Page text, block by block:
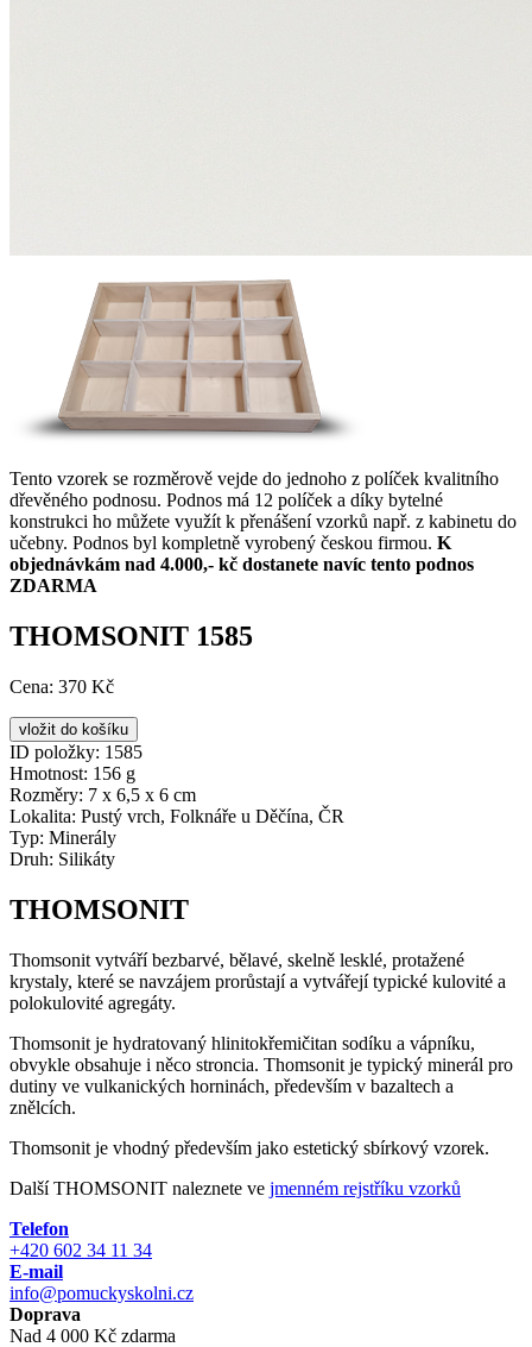
Tento vzorek se rozměrově vejde do jednoho z políček kvalitního
dřevěného podnosu. Podnos má 12 políček a díky bytelné
konstrukci ho můžete využít k přenášení vzorků např. z kabinetu do
učebny. Podnos byl kompletně vyrobený českou firmou. K
objednávkám nad 4.000,- kč dostanete navíc tento podnos
ZDARMA
THOMSONIT 1585
Cena: 370 Kč
ID položky: 1585
Hmotnost: 156 g
Rozměry: 7 x 6,5 x 6 cm
Lokalita: Pustý vrch, Folknáře u Děčína, ČR
Typ: Minerály
Druh: Silikáty
THOMSONIT
Thomsonit vytváří bezbarvé, bělavé, skelně lesklé, protažené
krystaly, které se navzájem prorůstají a vytvářejí typické kulovité a
polokulovité agregáty.
Thomsonit je hydratovaný hlinitokřemičitan sodíku a vápníku,
obvykle obsahuje i něco stroncia. Thomsonit je typický minerál pro
dutiny ve vulkanických horninách, především v bazaltech a
znělcích.
Thomsonit je vhodný především jako estetický sbírkový vzorek.
Další THOMSONIT naleznete ve jmenném rejstříku vzorků
Telefon
+420 602 34 11 34
E-mail
info@pomuckyskolni.cz
Doprava
Nad 4 000 Kč zdarma